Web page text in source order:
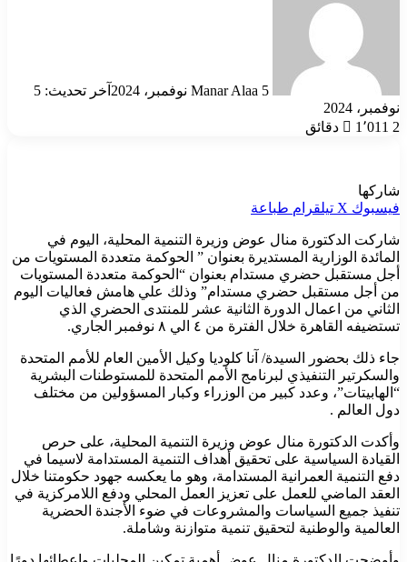
Manar Alaa 5 نوفمبر، 2024
آخر تحديث: 5
نوفمبر، 2024
1٬011 2 دقائق
شاركها
فيسبوك ‫X تيلقرام طباعة
شاركت الدكتورة منال عوض وزيرة التنمية المحلية، اليوم في
المائدة الوزارية المستديرة بعنوان ” الحوكمة متعددة المستويات من
أجل مستقبل حضري مستدام بعنوان “الحوكمة متعددة المستويات
من أجل مستقبل حضري مستدام” وذلك علي هامش فعاليات اليوم
الثاني من اعمال الدورة الثانية عشر للمنتدى الحضري الذي
تستضيفه القاهرة خلال الفترة من ٤ الي ٨ نوفمبر الجاري.
جاء ذلك بحضور السيدة/ آنا كلوديا وكيل الأمين العام للأمم المتحدة
والسكرتير التنفيذي لبرنامج الأمم المتحدة للمستوطنات البشرية
“الهابيتات”، وعدد كبير من الوزراء وكبار المسؤولين من مختلف
دول العالم .
وأكدت الدكتورة منال عوض وزيرة التنمية المحلية، على حرص
القيادة السياسية على تحقيق أهداف التنمية المستدامة لاسيما في
دفع التنمية العمرانية المستدامة، وهو ما يعكسه جهود حكومتنا خلال
العقد الماضي للعمل على تعزيز العمل المحلي ودفع اللامركزية في
تنفيذ جميع السياسات والمشروعات في ضوء الأجندة الحضرية
العالمية والوطنية لتحقيق تنمية متوازنة وشاملة.